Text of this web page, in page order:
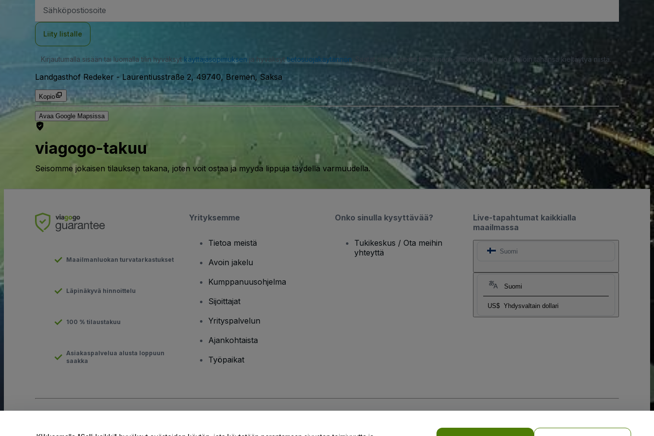
Liity listalle
Kirjautumalla sisään tai luomalla tilin hyväksyt käyttäjäsopimuksen ja hyväksyttietosuojakäytännön . Saatat saada meiltä tekstiviesti-ilmoituksia, ja voit milloin tahansa kieltäytyä niistä.
Landgasthof Redeker - Laurentiusstraße 2, 49740, Bremen, Saksa
Kopio
Avaa Google Mapsissa
viagogo-takuu
Seisomme jokaisen tilauksen takana, joten voit ostaa ja myydä lippuja täydellä varmuudella.
Live-tapahtumat kaikkialla
maailmassa
Suomi
Suomi
US$ Yhdysvaltain dollari
Maailmanluokan turvatarkastukset
Läpinäkyvä hinnoittelu
100 % tilaustakuu
Asiakaspalvelua alusta loppuun
saakka
Yrityksemme
Tietoa meistä
Avoin jakelu
Kumppanuusohjelma
Sijoittajat
Yrityspalvelun
Ajankohtaista
Työpaikat
Onko sinulla kysyttävää?
Tukikeskus / Ota meihin
yhteyttä